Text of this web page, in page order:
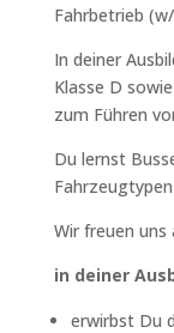
Fahrbetrieb
In deiner
Klasse D
zum Führen
Du lernst
Wir freuen uns
in deiner
erwirbst Du